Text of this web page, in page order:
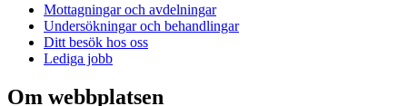
Mottagningar och avdelningar
Undersökningar och behandlingar
Ditt besök hos oss
Lediga jobb
Om webbplatsen